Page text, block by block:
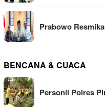
Prabowo
BENCANA & CUACA
Personil Polres